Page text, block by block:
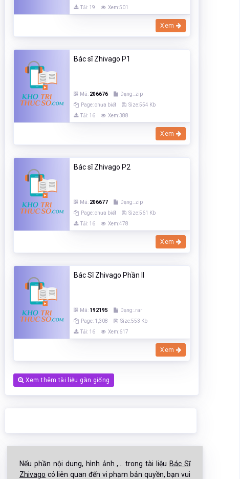
Tải: 19
Xem:501
Xem
Bác sĩ Zhivago P1
Mã: 206676
Dạng:.zip
Page: chưa biết
Size:554 Kb
Tải: 16
Xem:388
Xem
Bác sĩ Zhivago P2
Mã: 206677
Dạng:.zip
Page: chưa biết
Size:561 Kb
Tải: 16
Xem:478
Xem
Bác Sĩ Zhivago Phần II
Mã: 192195
Dạng:.rar
Page: 1,308
Size:553 Kb
Tải: 16
Xem:617
Xem
Xem thêm tài liệu gần giống
Nếu phần nội dung, hình ảnh ,... trong tài liệu Bác Sĩ
Zhivago có liên quan đến vi phạm bản quyền, bạn vui